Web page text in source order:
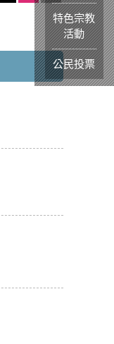
特色宗教
活動
公民投票